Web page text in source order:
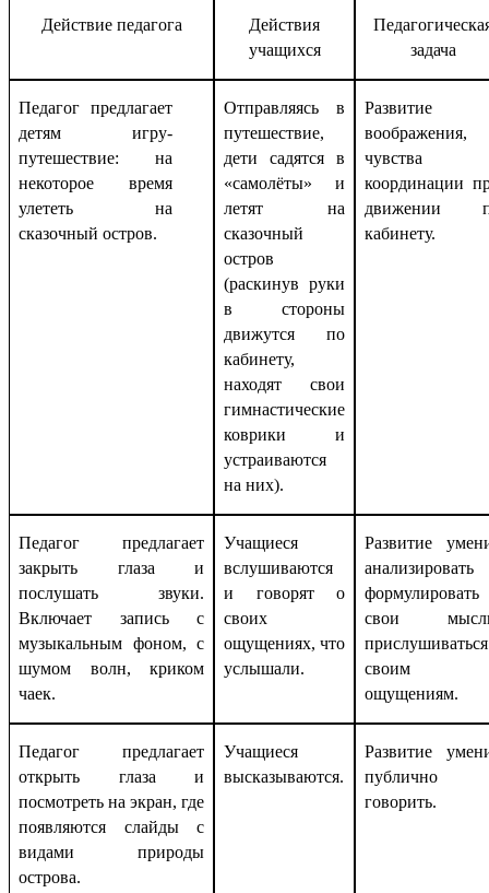
Действие педагога
Действия
учащихся
задача
Педагог предлагает
детям игру-
путешествие: на
некоторое время
улететь на
сказочный остров.
Отправляясь в
путешествие,
дети садятся в
«самолёты» и
летят на
сказочный
остров
(раскинув руки
в стороны
движутся по
кабинету,
находят свои
гимнастические
коврики и
устраиваются
на них).
Развитие
воображения,
чувства
координации
движении
кабинету.
Педагог предлагает
закрыть глаза и
послушать звуки.
Включает запись с
музыкальным фоном, с
шумом волн, криком
чаек.
Учащиеся
вслушиваются
и говорят о
своих
ощущениях, что
услышали.
Развитие
формулировать
свои
своим
ощущениям.
Педагог предлагает
открыть глаза и
посмотреть на экран, где
появляются слайды с
видами природы
острова.
Учащиеся
высказываются.
Развитие
публично
говорить.